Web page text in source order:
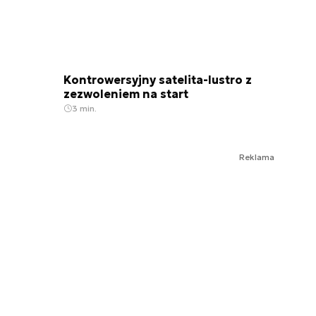
Kontrowersyjny satelita-lustro z
zezwoleniem na start
3 min.
Reklama